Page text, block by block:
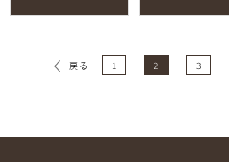
月1日～11月
日｜完売】
戻る 1 2 3